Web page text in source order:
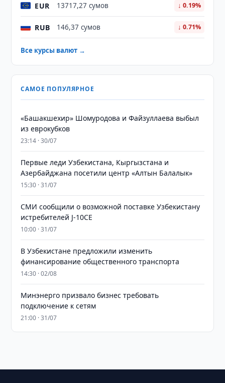
EUR 13717,27 сумов ↓ 0.19%
RUB 146,37 сумов ↓ 0.71%
Все курсы валют →
САМОЕ ПОПУЛЯРНОЕ
«Башакшехир» Шомуродова и Файзуллаева выбыл
из еврокубков
23:14 · 30/07
Первые леди Узбекистана, Кыргызстана и
Азербайджана посетили центр «Алтын Балалык»
15:30 · 31/07
СМИ сообщили о возможной поставке Узбекистану
истребителей J-10CE
10:00 · 31/07
В Узбекистане предложили изменить
финансирование общественного транспорта
14:30 · 02/08
Минэнерго призвало бизнес требовать
подключение к сетям
21:00 · 31/07